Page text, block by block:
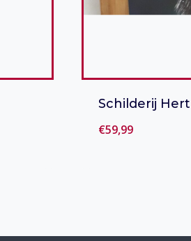
Schilderij Hert
€59,99